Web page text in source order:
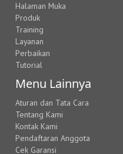
Halaman Muka
Produk
Training
Layanan
Perbaikan
Tutorial
Menu Lainnya
Aturan dan Tata Cara
Tentang Kami
Kontak Kami
Pendaftaran Anggota
Cek Garansi